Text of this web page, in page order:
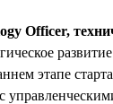
Officer,
этапе